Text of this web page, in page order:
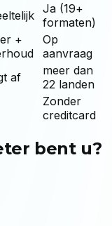
Ja (19+
formaten)
+
Op
aanvraag
af
meer dan
22 landen
Zonder
creditcard
bent u?